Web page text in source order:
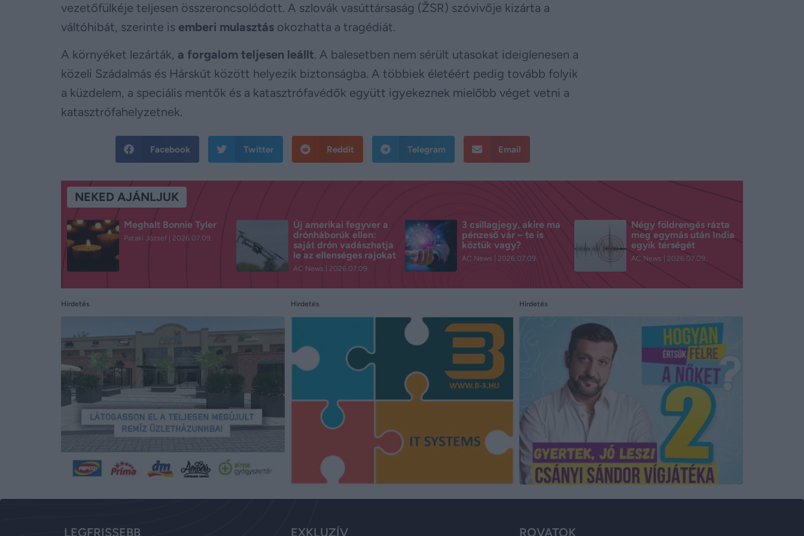
vezetőfülkéje teljesen összeroncsolódott. A szlovák vasúttársaság (ŽSR) szóvivője kizárta a
váltóhibát, szerinte is emberi mulasztás okozhatta a tragédiát.
A környéket lezárták, a forgalom teljesen leállt. A balesetben nem sérült utasokat ideiglenesen a
közeli Szádalmás és Hárskút között helyezik biztonságba. A többiek életéért pedig tovább folyik
a küzdelem, a speciális mentők és a katasztrófavédők együtt igyekeznek mielőbb véget vetni a
katasztrófahelyzetnek.
Facebook Twitter Reddit Telegram Email
NEKED AJÁNLJUK
Meghalt Bonnie Tyler
Pataki József 2026.07.09.
Új amerikai fegyver a
drónháborúk ellen:
saját drón vadászhatja
le az ellenséges rajokat
AC News 2026.07.09.
3 csillagjegy, akire ma
pénzeső vár – te is
köztük vagy?
AC News 2026.07.09.
Négy földrengés rázta
meg egymás után India
egyik térségét
AC News 2026.07.09.
Hirdetés Hirdetés Hirdetés
LEGFRISSEBB EXKLUZÍV ROVATOK